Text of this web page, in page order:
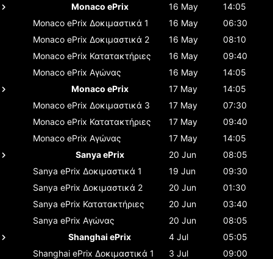
Monaco ePrix
16 May
14:05
Monaco ePrix Δοκιμαστικά 1 16 May
06:30
Monaco ePrix Δοκιμαστικά 2 16 May
08:10
Monaco ePrix Κατατακτήριες 16 May
09:40
Monaco ePrix Αγώνας 16 May
14:05
Monaco ePrix
17 May
14:05
Monaco ePrix Δοκιμαστικά 3 17 May
07:30
Monaco ePrix Κατατακτήριες 17 May
09:40
Monaco ePrix Αγώνας 17 May
14:05
Sanya ePrix
20 Jun
08:05
Sanya ePrix Δοκιμαστικά 1 19 Jun
09:30
Sanya ePrix Δοκιμαστικά 2 20 Jun
01:30
Sanya ePrix Κατατακτήριες 20 Jun
03:40
Sanya ePrix Αγώνας 20 Jun
08:05
Shanghai ePrix
4 Jul
05:05
Shanghai ePrix Δοκιμαστικά 1 3 Jul
09:00